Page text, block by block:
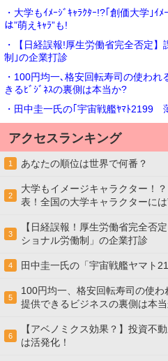
・大学もｲﾒｰｼﾞｷｬﾗｸﾀｰ!?｢創価大学｣ｲ
は”萌えｷｬﾗ”も!
・【日経誤報!厚生労働省完全否定】
制｣の企業打診
・100円均一､格安回転寿司の使わ
きるﾋﾞｼﾞﾈｽの裏側は本当か?
・田中圭一氏の｢宇宙戦艦ﾔﾏﾄ2199
アクセスランキング
1 あなたの順位は世界で何番？
2
大学もイメージキャラクター！
表！全国の大学キャラクターには
3
【日経誤報！厚生労働省完全否
ショナル労働制」の企業打診
4 田中圭一氏の「宇宙戦艦ヤマト
5
100円均一、格安回転寿司の使
提供できるビジネスの裏側は本当
6
【アベノミクス効果？】投資不
は活発化！